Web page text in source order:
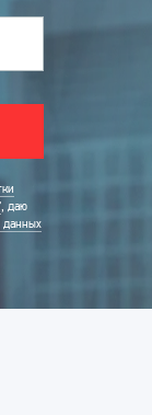
, даю
данных